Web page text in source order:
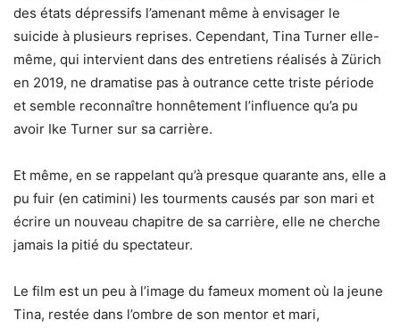
des états dépressifs l’amenant même à envisager le
suicide à plusieurs reprises. Cependant, Tina Turner elle-
même, qui intervient dans des entretiens réalisés à Zürich
en 2019, ne dramatise pas à outrance cette triste période
et semble reconnaître honnêtement l’influence qu’a pu
avoir Ike Turner sur sa carrière.
Et même, en se rappelant qu’à presque quarante ans, elle a
pu fuir (en catimini) les tourments causés par son mari et
écrire un nouveau chapitre de sa carrière, elle ne cherche
jamais la pitié du spectateur.
Le film est un peu à l’image du fameux moment où la jeune
Tina, restée dans l’ombre de son mentor et mari,